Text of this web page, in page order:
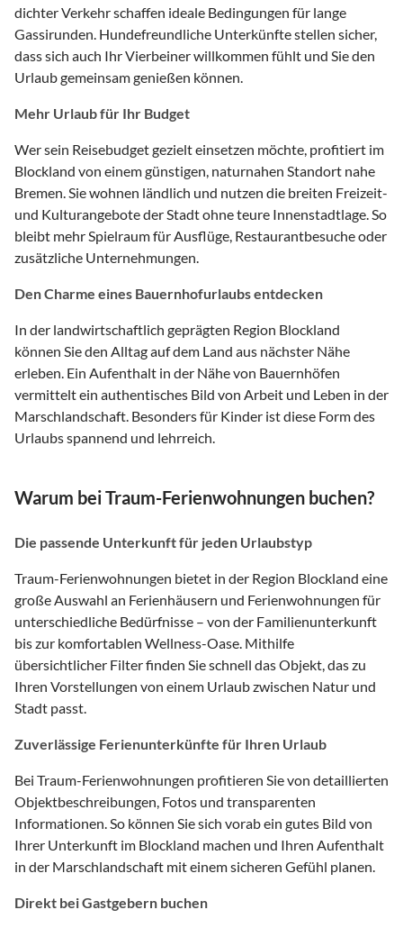
dichter Verkehr schaffen ideale Bedingungen für lange
Gassirunden. Hundefreundliche Unterkünfte stellen sicher,
dass sich auch Ihr Vierbeiner willkommen fühlt und Sie den
Urlaub gemeinsam genießen können.
Mehr Urlaub für Ihr Budget
Wer sein Reisebudget gezielt einsetzen möchte, profitiert im
Blockland von einem günstigen, naturnahen Standort nahe
Bremen. Sie wohnen ländlich und nutzen die breiten Freizeit-
und Kulturangebote der Stadt ohne teure Innenstadtlage. So
bleibt mehr Spielraum für Ausflüge, Restaurantbesuche oder
zusätzliche Unternehmungen.
Den Charme eines Bauernhofurlaubs entdecken
In der landwirtschaftlich geprägten Region Blockland
können Sie den Alltag auf dem Land aus nächster Nähe
erleben. Ein Aufenthalt in der Nähe von Bauernhöfen
vermittelt ein authentisches Bild von Arbeit und Leben in der
Marschlandschaft. Besonders für Kinder ist diese Form des
Urlaubs spannend und lehrreich.
Warum bei Traum-Ferienwohnungen buchen?
Die passende Unterkunft für jeden Urlaubstyp
Traum-Ferienwohnungen bietet in der Region Blockland eine
große Auswahl an Ferienhäusern und Ferienwohnungen für
unterschiedliche Bedürfnisse – von der Familienunterkunft
bis zur komfortablen Wellness-Oase. Mithilfe
übersichtlicher Filter finden Sie schnell das Objekt, das zu
Ihren Vorstellungen von einem Urlaub zwischen Natur und
Stadt passt.
Zuverlässige Ferienunterkünfte für Ihren Urlaub
Bei Traum-Ferienwohnungen profitieren Sie von detaillierten
Objektbeschreibungen, Fotos und transparenten
Informationen. So können Sie sich vorab ein gutes Bild von
Ihrer Unterkunft im Blockland machen und Ihren Aufenthalt
in der Marschlandschaft mit einem sicheren Gefühl planen.
Direkt bei Gastgebern buchen